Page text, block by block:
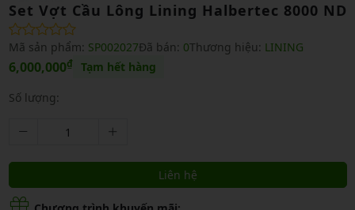
Set Vợt Cầu Lông Lining Halbertec 8000 ND
Mã sản phẩm: SP002027Đã bán: 0Thương hiệu: LINING
6,000,000₫ Tạm hết hàng
Số lượng:
Liên hệ